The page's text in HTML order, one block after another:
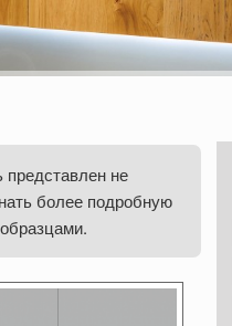
представлен не
более подробную